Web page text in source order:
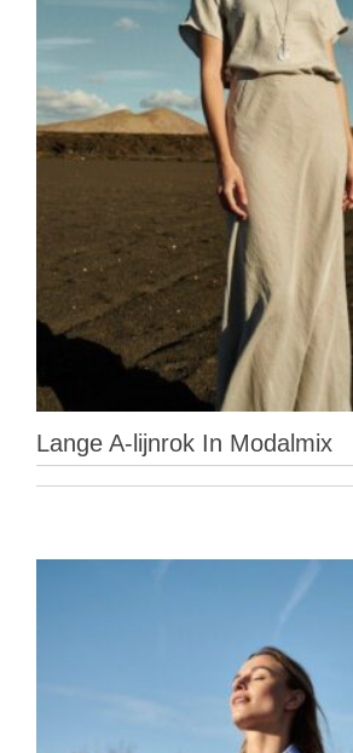
Lange A-lijnrok In Modalmix